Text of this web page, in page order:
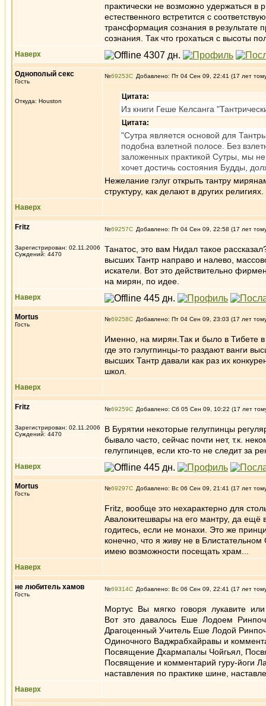
практически не возможно удержаться в
естественного встретится с
трансформация сознания в результате
сознания. Так что грохаться с высоты
Наверх
Однополый секс
Гость
Откуда: Houston
№69253 Добавлено: Пт 04 Сен 09, 22:41 (17 лет
Цитата:
Из книги Геше Келсанга
Цитата:
"Сутра является основой для
подобна взлетной полосе. Без
заложенных практикой Сутры, мы
хочет достичь состояния Будды,
Нежелание гэлуг открыть тантру
структуру, как делают в других религиях.
Наверх
Fritz
Зарегистрирован: 02.11.2006
Суждений: 4470
№69257 Добавлено: Пт 04 Сен 09, 22:58 (17 лет
Танатос, это вам Нидал такое
высших Тантр направо и налево,
искатели. Вот это действительно
на мирян, по идее.
Наверх
Mortus
Гость
№69258 Добавлено: Пт 04 Сен 09, 23:03 (17 лет
Именно, на мирян.Так и было в Тибете
где это гэлугпинцы-то раздают ванги
высших Тантр давали как раз их
школ.
Наверх
Fritz
Зарегистрирован: 02.11.2006
Суждений: 4470
№69259 Добавлено: Сб 05 Сен 09, 10:22 (17 лет
В Бурятии некоторые гелугпинцы
бывало часто, сейчас почти нет, т.к.
гелугпинцев, если кто-то не следит за
Наверх
Mortus
Гость
№69297 Добавлено: Вс 06 Сен 09, 21:41 (17 лет
Fritz, вообще это нехарактерно для
Авалокитешвары на его мантру, да
годитесь, если не монахи. Это же
конечно, что я живу не в
имею возможности посещать храм...
Наверх
не любитель хамов
Гость
№69314 Добавлено: Вс 06 Сен 09, 22:41 (17 лет
Мортус Вы мягко говоря лукавите
Вот это давалось Еше Лодоем
Драгоценный Учитель Еше Лодой
Одиночного Ваджрабхайравы и
Посвящение Дхармапалы Чойгьял,
Посвящение и комментарий гуру-йоги
наставления по практике шине,
Наверх